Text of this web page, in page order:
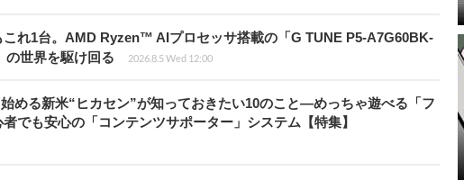
これ1台。AMD Ryzen™ AIプロセッサ搭載の「G TUNE P5-A7G60BK-
世界を駆け回る
2026.8.5 Wed 12:00
める新米“ヒカセン”が知っておきたい10のこと―めっちゃ遊べる「フ
でも安心の「コンテンツサポーター」システム【特集】